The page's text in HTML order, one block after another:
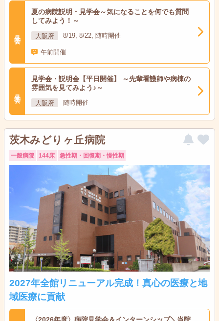
夏の病院説明・見学会～気になることを何でも質問
してみよう！～
大阪府 8/19, 8/22, 随時開催
午前開催
見学会・説明会【平日開催】 ～先輩看護師や病棟の
雰囲気を見てみよう♪～
大阪府 随時開催
茨木みどりヶ丘病院
一般病院 144床 急性期・回復期・慢性期
2027年全館リニューアル完成！真心の医療と地
域医療に貢献